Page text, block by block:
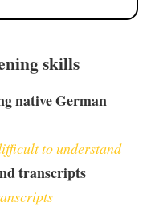
skills
native German
to understand
transcripts